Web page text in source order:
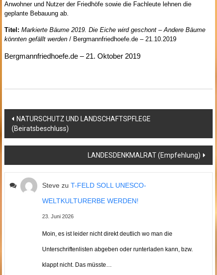
Anwohner und Nutzer der Friedhöfe sowie die Fachleute lehnen die
geplante Bebauung ab.
Titel: Markierte Bäume 2019. Die Eiche wird geschont – Andere Bäume
könnten gefällt werden/ Bergmannfriedhoefe.de – 21.10.2019
Bergmannfriedhoefe.de – 21. Oktober 2019
Beitragsnavigation
NATURSCHUTZ UND LANDSCHAFTSPFLEGE
(Beiratsbeschluss)
LANDESDENKMALRAT (Empfehlung)
Steve zuT-FELD SOLL UNESCO-
WELTKULTURERBE WERDEN!
23. Juni 2026
Moin, es ist leider nicht direkt deutlich wo man die
Unterschriftenlisten abgeben oder runterladen kann, bzw.
klappt nicht. Das müsste…